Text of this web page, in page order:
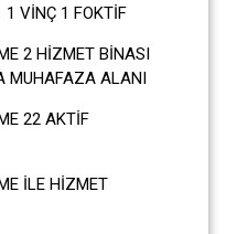
1 VİNÇ 1 FOKTİF
2 HİZMET BİNASI
MUHAFAZA ALANI
22 AKTİF
İLE HİZMET